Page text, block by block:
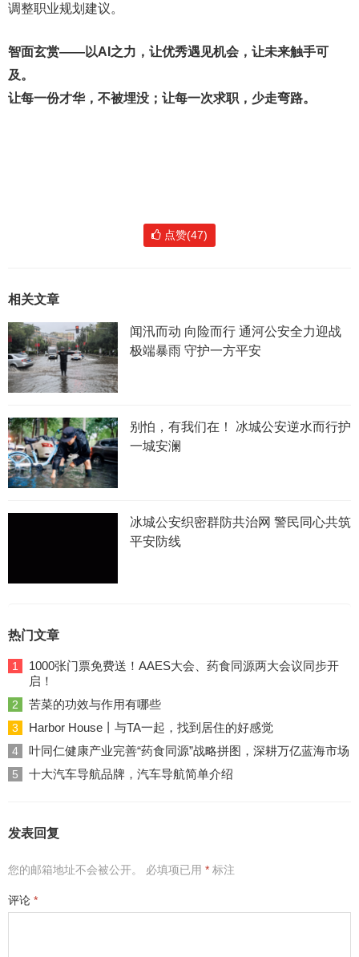
调整职业规划建议。
智面玄赏——以AI之力，让优秀遇见机会，让未来触手可
及。
让每一份才华，不被埋没；让每一次求职，少走弯路。
点赞(47)
相关文章
闻汛而动 向险而行 通河公安全力迎战
极端暴雨 守护一方平安
别怕，有我们在！ 冰城公安逆水而行护
一城安澜
冰城公安织密群防共治网 警民同心共筑
平安防线
热门文章
1
1000张门票免费送！AAES大会、药食同源两大会议同步开
启！
2 苦菜的功效与作用有哪些
3 Harbor House丨与TA一起，找到居住的好感觉
4 叶同仁健康产业完善“药食同源”战略拼图，深耕万亿蓝海市场
5 十大汽车导航品牌，汽车导航简单介绍
发表回复
您的邮箱地址不会被公开。 必填项已用 * 标注
评论 *